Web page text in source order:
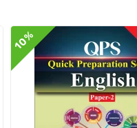
10%